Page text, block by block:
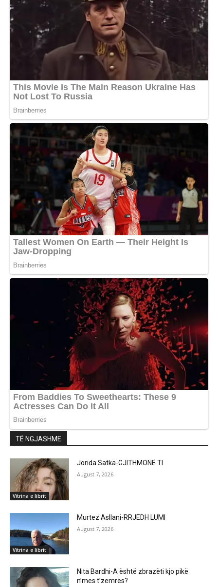
TË NGJASHME
Vitrina e librit
Jorida Satka-GJITHMONË TI
August 7, 2026
Vitrina e librit
Murtez Asllani-RRJEDH LUMI
August 7, 2026
Nita Bardhi-A është zbrazëti kjo pikë
n’mes t’zemrës?